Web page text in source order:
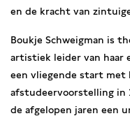
en de kracht van
Boukje Schweigman is
artistiek leider van haar
een vliegende start met
afstudeervoorstelling in
de afgelopen jaren een